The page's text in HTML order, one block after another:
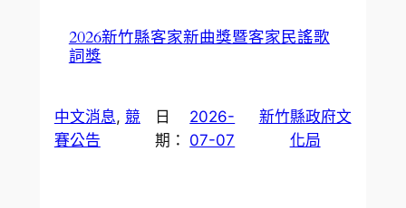
2026新竹縣客家新曲獎暨客家民謠歌
詞獎
中文消息, 競
賽公告
日
期：
2026-
07-07
新竹縣政府文
化局